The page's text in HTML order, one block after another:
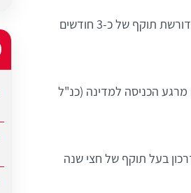
גם בולגריה כמו מרבית מדינות אירופה דורשת תוקף של כ-3 חודשים
בתוקף של 3 חודשים מרגע הכניסה למדינה (כנ"ל
בעל תוקף של חצי שנה